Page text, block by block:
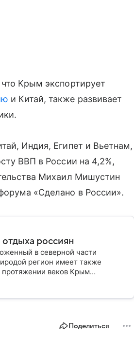
Крым экспортирует
и Китай, также развивает
Индия, Египет и Вьетнам,
ВВП в России на 4,2%,
Михаил Мишустин
«Сделано в России».
россиян
в северной части
регион имеет также
протяжении веков Крым
положение сделало полуостров
Поделиться